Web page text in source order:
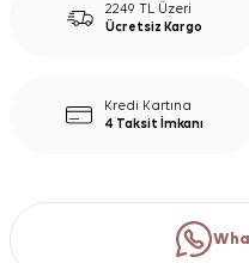
2249 TL Üzeri
Ücretsiz Kargo
Kredi Kartına
4 Taksit İmkanı